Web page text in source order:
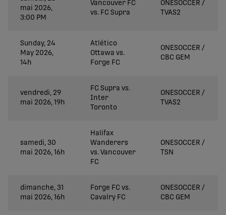
mai 2026,
3:00 PM
Vancouver FC
vs. FC Supra
ONESOCCER /
TVAS2
Sunday, 24
May 2026,
14h
Atlético
Ottawa vs.
Forge FC
ONESOCCER /
CBC GEM
vendredi, 29
mai 2026, 19h
FC Supra vs.
Inter
Toronto
ONESOCCER /
TVAS2
samedi, 30
mai 2026, 16h
Halifax
Wanderers
vs. Vancouver
FC
ONESOCCER /
TSN
dimanche, 31
mai 2026, 16h
Forge FC vs.
Cavalry FC
ONESOCCER /
CBC GEM